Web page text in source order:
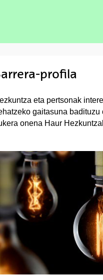
profila
eta pertsonak
gaitasuna
onena Haur